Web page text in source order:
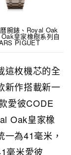
腕錶、Royal Oak
皇家橡樹系列自
PIGUET
這枚機芯的全
新作搭載新一
愛彼CODE
Oak皇家橡
為41毫米，
毫米愛彼